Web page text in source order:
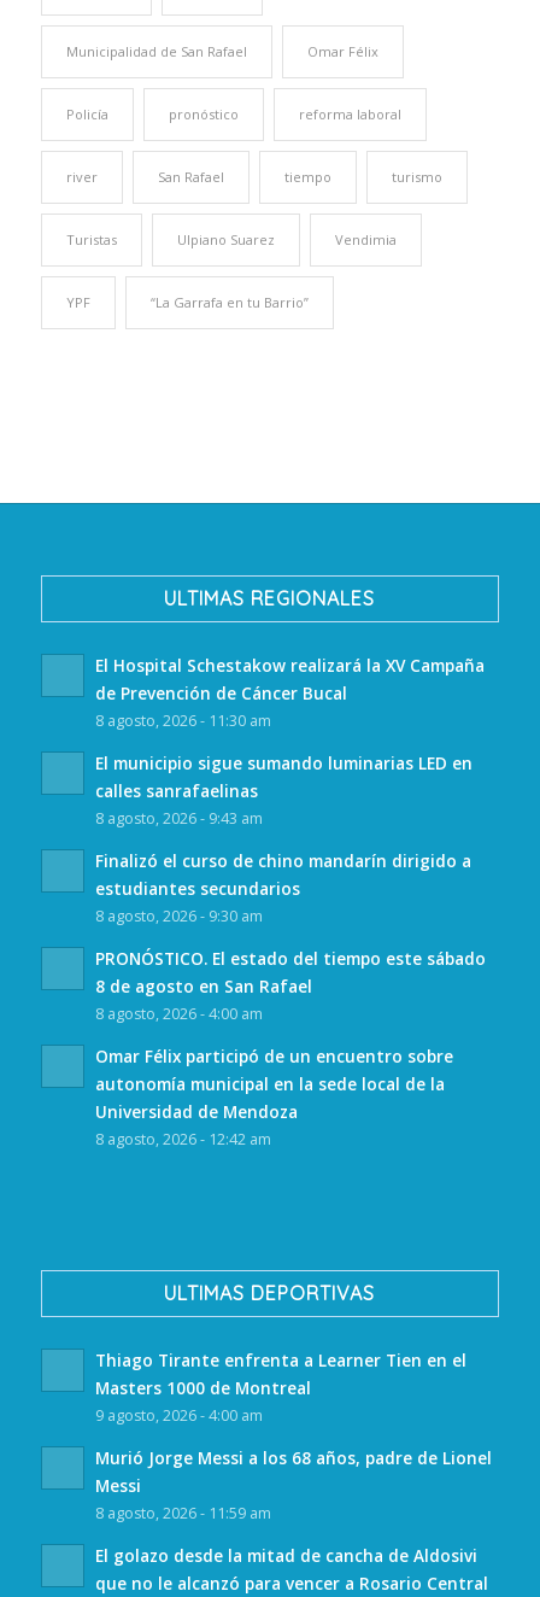
Municipalidad de San Rafael Omar Félix
Policía pronóstico reforma laboral
river San Rafael tiempo turismo
Turistas Ulpiano Suarez Vendimia
YPF “La Garrafa en tu Barrio”
ULTIMAS REGIONALES
El Hospital Schestakow realizará la XV Campaña
de Prevención de Cáncer Bucal
8 agosto, 2026 - 11:30 am
El municipio sigue sumando luminarias LED en
calles sanrafaelinas
8 agosto, 2026 - 9:43 am
Finalizó el curso de chino mandarín dirigido a
estudiantes secundarios
8 agosto, 2026 - 9:30 am
PRONÓSTICO. El estado del tiempo este sábado
8 de agosto en San Rafael
8 agosto, 2026 - 4:00 am
Omar Félix participó de un encuentro sobre
autonomía municipal en la sede local de la
Universidad de Mendoza
8 agosto, 2026 - 12:42 am
ULTIMAS DEPORTIVAS
Thiago Tirante enfrenta a Learner Tien en el
Masters 1000 de Montreal
9 agosto, 2026 - 4:00 am
Murió Jorge Messi a los 68 años, padre de Lionel
Messi
8 agosto, 2026 - 11:59 am
El golazo desde la mitad de cancha de Aldosivi
que no le alcanzó para vencer a Rosario Central